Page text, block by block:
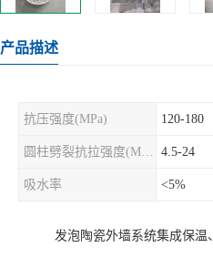
产品描述
抗压强度(MPa) 120-180
圆柱劈裂抗拉强度(MPa) 4.5-24
吸水率 <5%
发泡陶瓷外墙系统集成保温